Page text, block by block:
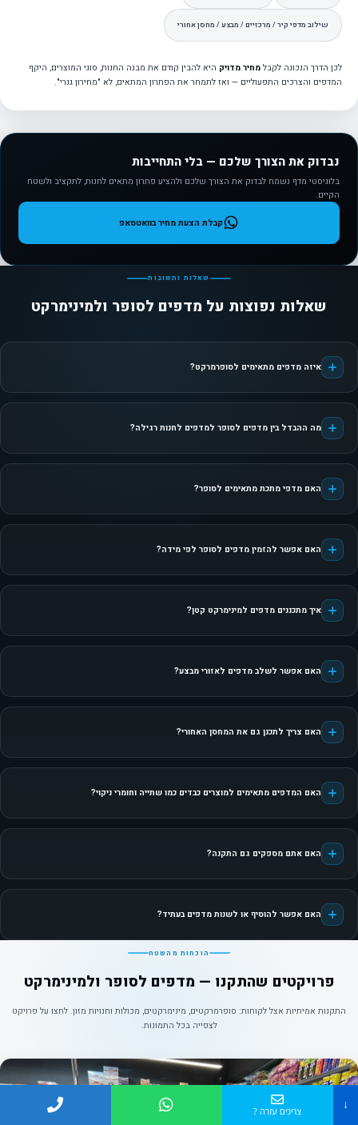
שילוב מדפי קיר / מרכזיים / מבצע / מחסן אחורי
לכן הדרך הנכונה לקבל מחיר מדויק היא להבין קודם את מבנה החנות, סוגי המוצרים, היקף
המדפים והצרכים התפעוליים — ואז לתמחר את הפתרון המתאים, לא "מחירון גנרי".
נבדוק את הצורך שלכם — בלי התחייבות
בלוגיסטי מדף נשמח לבדוק את הצורך שלכם ולהציע פתרון מתאים לחנות, לתקציב ולשטח
הקיים.
קבלת הצעת מחיר בוואטסאפ
שאלות ותשובות
שאלות נפוצות על מדפים לסופר ולמינימרקט
איזה מדפים מתאימים לסופרמרקט?
מה ההבדל בין מדפים לסופר למדפים לחנות רגילה?
האם מדפי מתכת מתאימים לסופר?
האם אפשר להזמין מדפים לסופר לפי מידה?
איך מתכננים מדפים למינימרקט קטן?
האם אפשר לשלב מדפים לאזורי מבצע?
האם צריך לתכנן גם את המחסן האחורי?
האם המדפים מתאימים למוצרים כבדים כמו שתייה וחומרי ניקוי?
האם אתם מספקים גם התקנה?
האם אפשר להוסיף או לשנות מדפים בעתיד?
הוכחות מהשטח
פרויקטים שהתקנו — מדפים לסופר ולמינימרקט
התקנות אמיתיות אצל לקוחות: סופרמרקטים, מינימרקטים, מכולות וחנויות מזון. לחצו על פרויקט
לצפייה בכל התמונות.
↓ צריכים עזרה ?